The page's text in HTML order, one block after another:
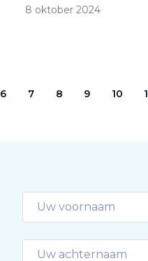
geopereerd zijn aan
inmiddels meer dan
8 oktober 2024
6 7 8 9 10